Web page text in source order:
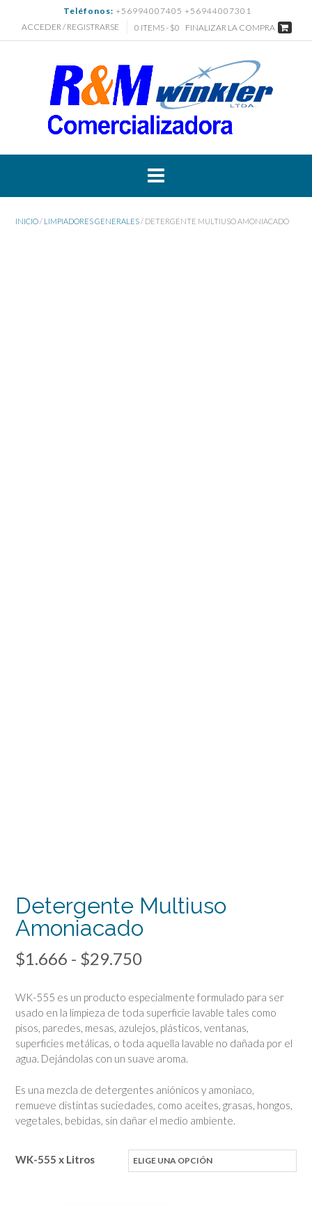
contenido
Teléfonos: +56994007405 +56944007301
ACCEDER / REGISTRARSE
0 ITEMS - $0 FINALIZAR LA COMPRA
INICIO/ LIMPIADORES GENERALES/ DETERGENTE MULTIUSO AMONIACADO
Detergente Multiuso
Amoniacado
$1.666 - $29.750Rango
precios:
desde
$1.666
hasta
$29.750
WK-555 es un producto especialmente formulado para ser
usado en la limpieza de toda superficie lavable tales como
pisos, paredes, mesas, azulejos, plásticos, ventanas,
superficies metálicas, o toda aquella lavable no dañada por el
agua. Dejándolas con un suave aroma.
Es una mezcla de detergentes aniónicos y amoniaco,
remueve distintas suciedades, como aceites, grasas, hongos,
vegetales, bebidas, sin dañar el medio ambiente.
WK-555 x Litros